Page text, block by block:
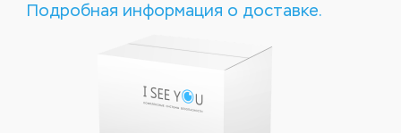
Подробная информация о доставке.